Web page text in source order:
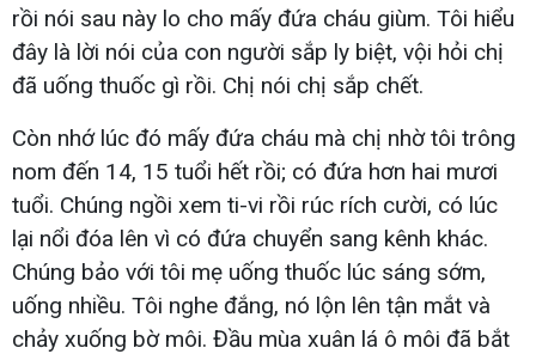
rồi nói sau này lo cho mấy đứa cháu giùm. Tôi hiểu
đây là lời nói của con người sắp ly biệt, vội hỏi chị
đã uống thuốc gì rồi. Chị nói chị sắp chết.
Còn nhớ lúc đó mấy đứa cháu mà chị nhờ tôi trông
nom đến 14, 15 tuổi hết rồi; có đứa hơn hai mươi
tuổi. Chúng ngồi xem ti-vi rồi rúc rích cười, có lúc
lại nổi đóa lên vì có đứa chuyển sang kênh khác.
Chúng bảo với tôi mẹ uống thuốc lúc sáng sớm,
uống nhiều. Tôi nghe đắng, nó lộn lên tận mắt và
chảy xuống bờ môi. Đầu mùa xuân lá ô môi đã bắt